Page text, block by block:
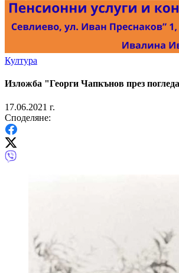
Култура
Изложба "Георги Чапкънов през
17.06.2021 г.
Споделяне: